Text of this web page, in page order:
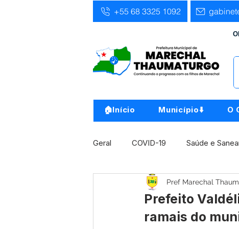
+55 68 3325 1092
🏠Início Município⬇️ O
Geral COVID-19 Saúde e
Infra, Obra e Transporte
Concursos Comunicado
Prefeito
ramais do
Pref Marechal